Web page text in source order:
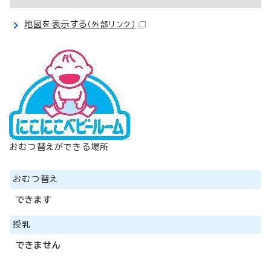
地図を表示する （外部リンク）
おむつ替えができる場所
おむつ替え
できます
授乳
できません